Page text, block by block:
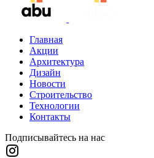
Главная
Акции
Архитектура
Дизайн
Новости
Строительство
Технологии
Контакты
Подписывайтесь на нас